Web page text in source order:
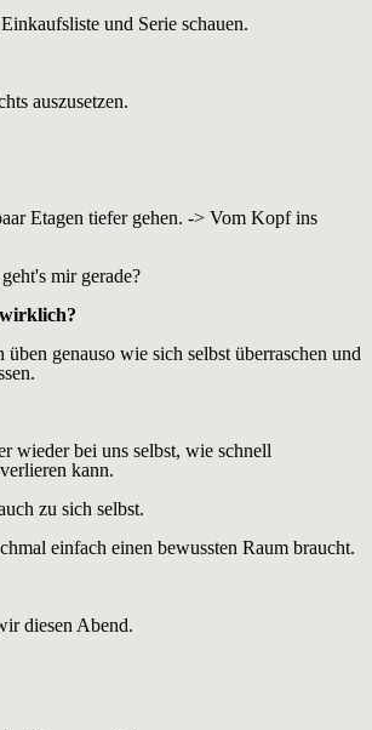
und Serie schauen.
auszusetzen.
Etagen tiefer gehen. -> Vom Kopf ins
mir gerade?
wirklich?
genauso wie sich selbst überraschen und
wieder bei uns selbst, wie schnell
kann.
zu sich selbst.
einfach einen bewussten Raum braucht.
diesen Abend.